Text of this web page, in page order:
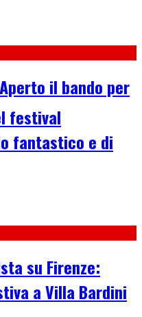
il bando per
festival
fantastico e di
su Firenze:
a Villa Bardini